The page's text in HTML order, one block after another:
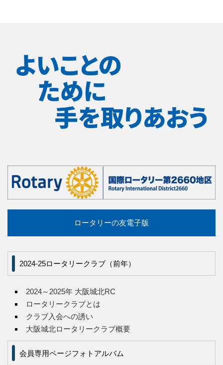
ロータリーの友電子版
2024-25ロータリークラブ（前年）
2024～2025年 大阪城北RC
ロータリークラブとは
クラブ入会への誘い
大阪城北ロータリークラブ概要
会員専用ページフォトアルバム